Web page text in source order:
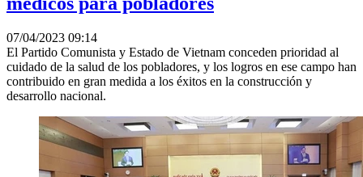
07/04/2023 09:14
El Partido Comunista y Estado de Vietnam conceden prioridad al
cuidado de la salud de los pobladores, y los logros en ese campo han
contribuido en gran medida a los éxitos en la construcción y
desarrollo nacional.